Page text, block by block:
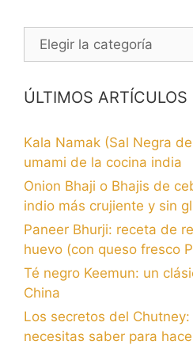
CATEGORÍAS
BLOG
ÚLTIMOS ARTÍCULOS
Kala Namak (Sal Negra
umami de la cocina india
Onion Bhaji o Bhajis de
indio más crujiente y sin
Paneer Bhurji: receta de
huevo (con queso fresco
Té negro Keemun: un
China
Los secretos del
necesitas saber para